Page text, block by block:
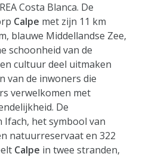
Costa Blanca. De
Calpe met zijn 11 km
blauwe Middellandse Zee,
schoonheid van de
cultuur deel uitmaken
van de inwoners die
verwelkomen met
De
Ifach, het symbool van
natuurreservaat en 322
Calpe in twee stranden,